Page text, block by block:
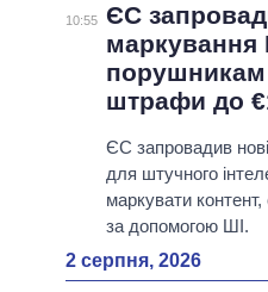
10:55 ЄС
маркування
порушникам
штрафи до
ЄС запровадив
для штучного
маркувати
за допомогою ШІ.
2 серпня, 2026